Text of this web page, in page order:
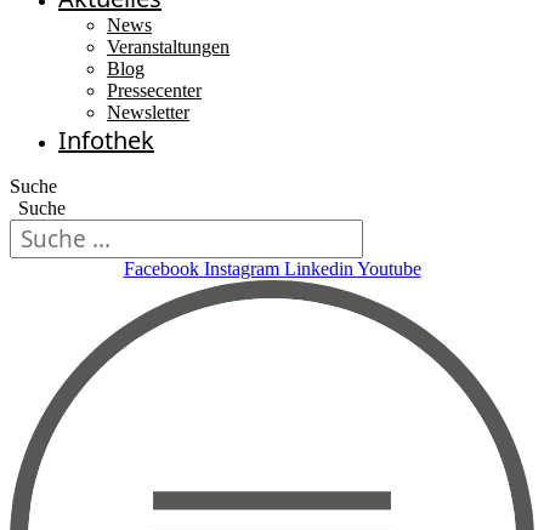
News
Veranstaltungen
Blog
Pressecenter
Newsletter
Infothek
Suche
Suche
Facebook Instagram Linkedin Youtube